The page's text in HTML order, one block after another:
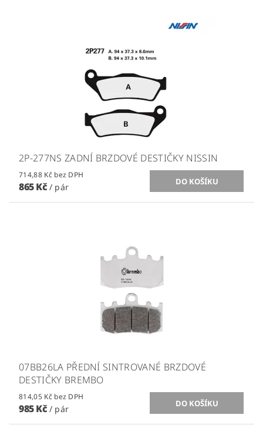
2P-277NS ZADNÍ BRZDOVÉ DESTIČKY NISSIN
714,88 Kč bez DPH
865 Kč / pár
07BB26LA PŘEDNÍ SINTROVANÉ BRZDOVÉ
DESTIČKY BREMBO
814,05 Kč bez DPH
985 Kč / pár